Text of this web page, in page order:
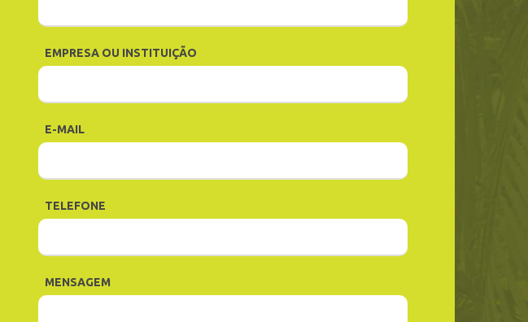
EMPRESA OU INSTITUIÇÃO
E-MAIL
TELEFONE
MENSAGEM